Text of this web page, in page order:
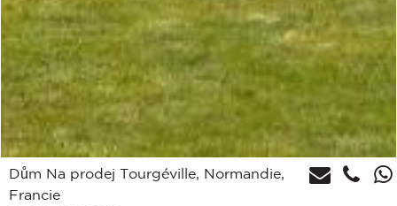
Dům Na prodej Tourgéville, Normandie,
Francie